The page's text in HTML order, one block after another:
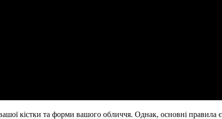
кістки та форми вашого обличчя. Однак, основні правила є